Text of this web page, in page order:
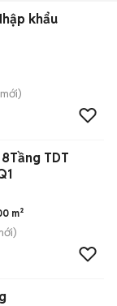
khẩu
mới)
TDT
m²